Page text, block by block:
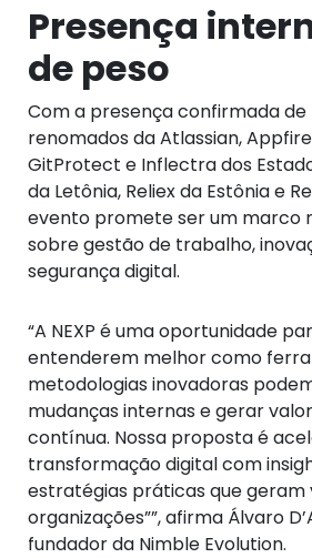
Presença
de peso
Com a presença confirmada
renomados da Atlassian,
GitProtect e Inflectra dos
da Letônia, Reliex da Estônia e
evento promete ser um marco
sobre gestão de trabalho,
segurança digital.
“A NEXP é uma oportunidade
entenderem melhor como
metodologias inovadoras
mudanças internas e gerar
contínua. Nossa proposta é
transformação digital com
estratégias práticas que geram
organizações””, afirma Álvaro
fundador da Nimble Evolution.